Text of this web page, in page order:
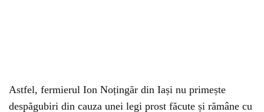
Astfel, fermierul Ion Noțingăr din Iași nu primește
despăgubiri din cauza unei legi prost făcute și rămâne cu